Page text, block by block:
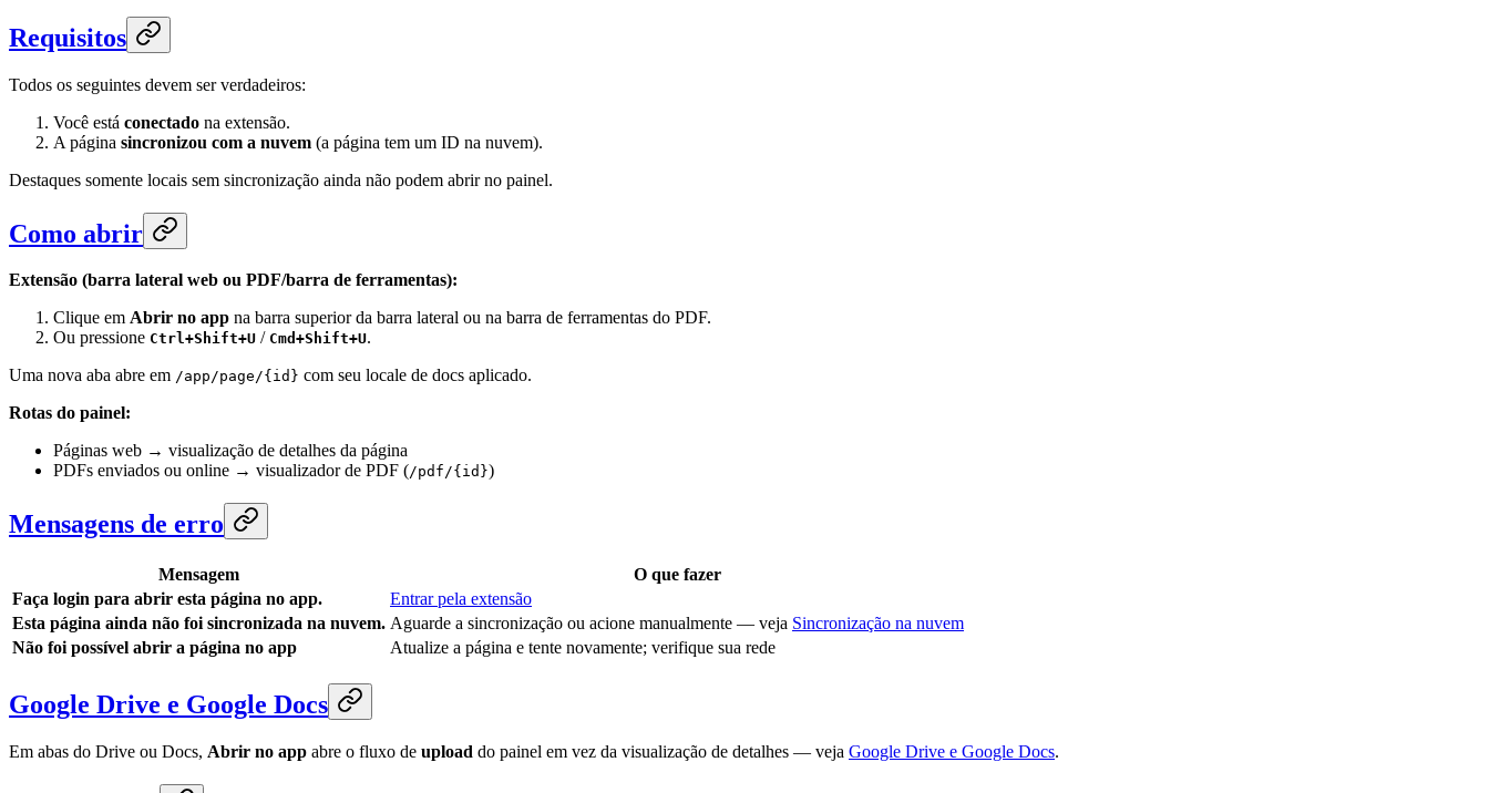
Requisitos
Todos os seguintes devem ser verdadeiros:
Você está conectado na extensão.
A página sincronizou com a nuvem (a página tem um ID na nuvem).
Destaques somente locais sem sincronização ainda não podem abrir no painel.
Como abrir
Extensão (barra lateral web ou PDF/barra de ferramentas):
Clique em Abrir no app na barra superior da barra lateral ou na barra de ferramentas do PDF.
Ou pressione Ctrl+Shift+U / Cmd+Shift+U.
Uma nova aba abre em /app/page/{id} com seu locale de docs aplicado.
Rotas do painel:
Páginas web → visualização de detalhes da página
PDFs enviados ou online → visualizador de PDF (/pdf/{id})
Mensagens de erro
Mensagem
O que fazer
Faça login para abrir esta página no app.
Entrar pela extensão
Esta página ainda não foi sincronizada na nuvem. Aguarde a sincronização ou acione manualmente — veja Sincronização na nuvem
Não foi possível abrir a página no app
Atualize a página e tente novamente; verifique sua rede
Google Drive e Google Docs
Em abas do Drive ou Docs, Abrir no app abre o fluxo de upload do painel em vez da visualização de detalhes — veja Google Drive e Google Docs.